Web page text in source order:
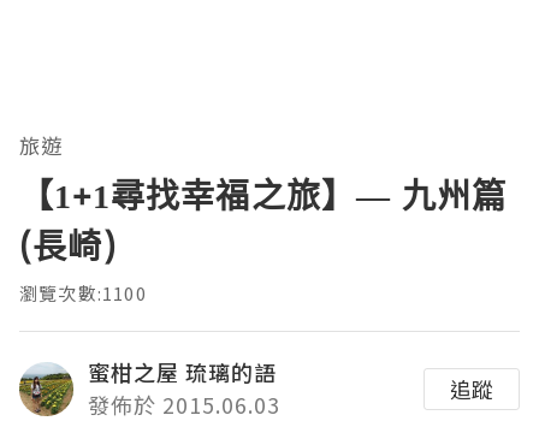
旅遊
【1+1尋找幸福之旅】— 九州篇
(長崎)
瀏覽次數:1100
蜜柑之屋 琉璃的語
發佈於 2015.06.03
追蹤